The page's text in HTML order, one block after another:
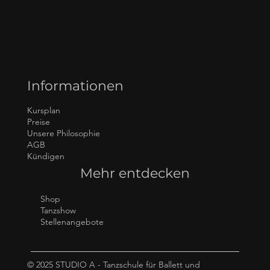
Informationen
Kursplan
Preise
Unsere Philosophie
AGB
Kündigen
Mehr entdecken
Shop
Tanzshow
Stellenangebote
© 2025 STUDIO A - Tanzschule für Ballett und